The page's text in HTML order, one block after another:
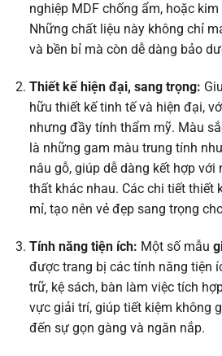
nghiệp MDF chống ẩm, hoặc
Những chất liệu này không chỉ
và bền bỉ mà còn dễ dàng bảo
Thiết kế hiện đại, sang trọng:
hữu thiết kế tinh tế và hiện đại,
nhưng đầy tính thẩm mỹ. Màu
là những gam màu trung tính
nâu gỗ, giúp dễ dàng kết hợp với
thất khác nhau. Các chi tiết thiết
mỉ, tạo nên vẻ đẹp sang trọng
Tính năng tiện ích: Một số mẫu
được trang bị các tính năng tiện
trữ, kệ sách, bàn làm việc tích
vực giải trí, giúp tiết kiệm không
đến sự gọn gàng và ngăn nắp.